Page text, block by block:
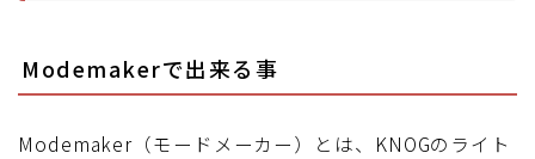
ブルベレポート2019
Modemakerで出来る事
Modemaker（モードメーカー）とは、KNOGのライト